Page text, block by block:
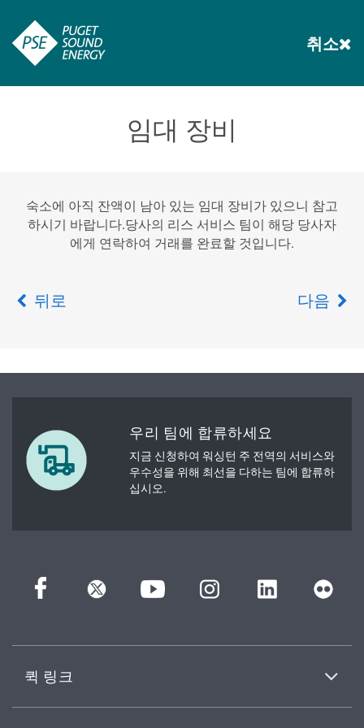
취소
임대 장비
숙소에 아직 잔액이 남아 있는 임대 장비가 있으니 참고
하시기 바랍니다.당사의 리스 서비스 팀이 해당 당사자
에게 연락하여 거래를 완료할 것입니다.
뒤로 다음
우리 팀에 합류하세요
지금 신청하여 워싱턴 주 전역의 서비스와
우수성을 위해 최선을 다하는 팀에 합류하
십시오.
퀵 링크